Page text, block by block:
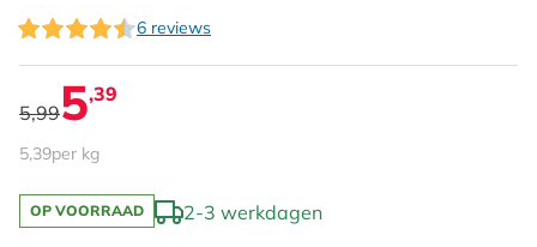
6 reviews
5,995,39
5,39per kg
OP VOORRAAD 2-3 werkdagen